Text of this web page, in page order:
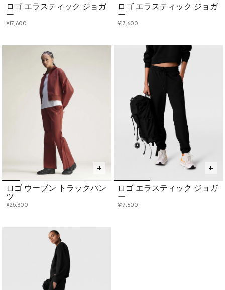
ロゴ エラスティック ジョガ
ー
¥17,600
ロゴ エラスティック ジョガ
ー
¥17,600
ロゴ ウーブン トラックパン
ツ
¥25,300
ロゴ エラスティック ジョガ
ー
¥17,600